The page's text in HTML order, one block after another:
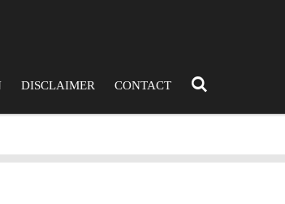
DISCLAIMER CONTACT